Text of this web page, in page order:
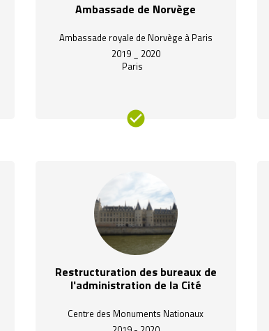
Ambassade de Norvège
Ambassade royale de Norvège à Paris
2019 _ 2020
Paris
Restructuration des bureaux de
l'administration de la Cité
Centre des Monuments Nationaux